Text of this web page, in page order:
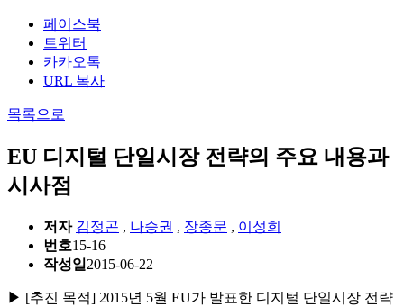
페이스북
트위터
카카오톡
URL 복사
목록으로
EU 디지털 단일시장 전략의 주요 내용과
시사점
저자 김정곤 , 나승권 , 장종문 , 이성희
번호15-16
작성일 2015-06-22
▶ [추진 목적] 2015년 5월 EU가 발표한 디지털 단일시장 전략